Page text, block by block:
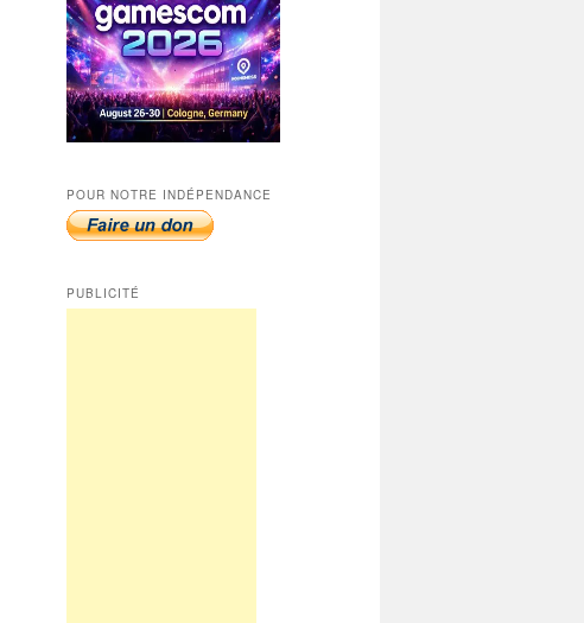
POUR NOTRE INDÉPENDANCE
PUBLICITÉ